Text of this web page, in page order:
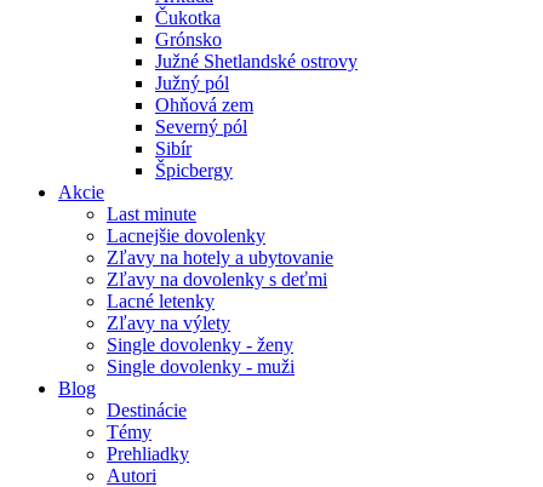
Čukotka
Grónsko
Južné Shetlandské ostrovy
Južný pól
Ohňová zem
Severný pól
Sibír
Špicbergy
Akcie
Last minute
Lacnejšie dovolenky
Zľavy na hotely a ubytovanie
Zľavy na dovolenky s deťmi
Lacné letenky
Zľavy na výlety
Single dovolenky - ženy
Single dovolenky - muži
Blog
Destinácie
Témy
Prehliadky
Autori